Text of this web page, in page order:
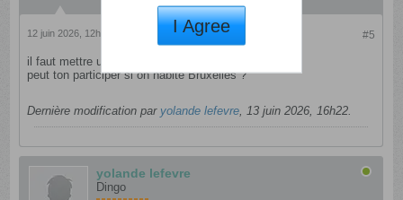
#5
12 juin 2026, 12h49
il faut mettre une photo de profil pour participer .
peut ton participer si on habite Bruxelles ?
Dernière modification par yolande lefevre 13 juin 2026, 16h22
yolande lefevre
Dingo
I Agree